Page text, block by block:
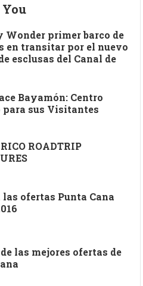
You
Wonder primer barco de
en transitar por el nuevo
esclusas del Canal de
Bayamón: Centro
sus Visitantes
ROADTRIP
ofertas Punta Cana
las mejores ofertas de